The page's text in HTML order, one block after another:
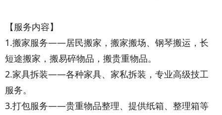
【服务内容】
1.搬家服务——居民搬家，搬家搬场、钢琴搬运，长
短途搬家，搬易碎物品，搬贵重物品。
2.家具拆装——各种家具、家私拆装，专业高级技工
服务。
3.打包服务——贵重物品整理、提供纸箱、整理箱等